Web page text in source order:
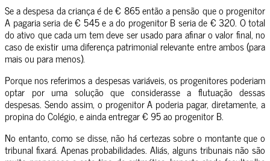
Se a despesa da criança é de € 865 então a pensão que o progenitor
A pagaria seria de € 545 e a do progenitor B seria de € 320. O total
do ativo que cada um tem deve ser usado para afinar o valor final, no
caso de existir uma diferença patrimonial relevante entre ambos (para
mais ou para menos).
Porque nos referimos a despesas variáveis, os progenitores poderiam
optar por uma solução que considerasse a flutuação dessas
despesas. Sendo assim, o progenitor A poderia pagar, diretamente, a
propina do Colégio, e ainda entregar € 95 ao progenitor B.
No entanto, como se disse, não há certezas sobre o montante que o
tribunal fixará. Apenas probabilidades. Aliás, alguns tribunais não são